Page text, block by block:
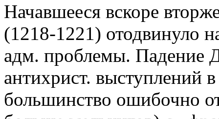
Начавшееся вскоре
(1218-1221) отодвинуло
адм. проблемы. Падение
антихрист. выступлений
большинство ошибочно